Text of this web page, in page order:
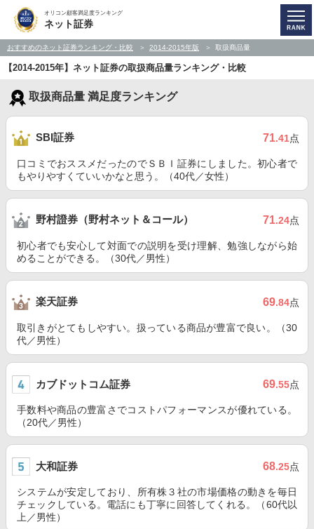
オリコン顧客満足度ランキング
ネット証券
おすすめのネット証券ランキング・比較 2014-2015年版 取扱商品量
【2014-2015年】ネット証券の取扱商品量ランキング・比較
取扱商品量 満足度ランキング
SBI証券 71.41点
口コミでおススメだったのでＳＢＩ証券にしました。初心者で
もやりやすくていいかなと思う。（40代／女性）
野村證券（野村ネット＆コール） 71.24点
初心者でも安心して対面での説明を受け理解、勉強しながら始
めることができる。（30代／男性）
楽天証券 69.84点
取引きがとてもしやすい。扱っている商品が豊富で良い。（30
代／男性）
カブドットコム証券 69.55点
手数料や商品の豊富さでコストパフォーマンスが優れている。
（20代／男性）
大和証券 68.25点
システムが安定しており、所有株３社の市場価格の動きを毎日
チェックしている。電話にも丁寧に回答してくれる。（60代以
上／男性）